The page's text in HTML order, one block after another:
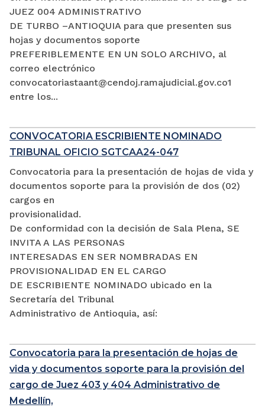
JUEZ 004 ADMINISTRATIVO
DE TURBO –ANTIOQUIA para que presenten sus
hojas y documentos soporte
PREFERIBLEMENTE EN UN SOLO ARCHIVO, al
correo electrónico
convocatoriastaant@cendoj.ramajudicial.gov.co1
entre los...
CONVOCATORIA ESCRIBIENTE NOMINADO
TRIBUNAL OFICIO SGTCAA24-047
Convocatoria para la presentación de hojas de vida y
documentos soporte para la provisión de dos (02)
cargos en
provisionalidad.
De conformidad con la decisión de Sala Plena, SE
INVITA A LAS PERSONAS
INTERESADAS EN SER NOMBRADAS EN
PROVISIONALIDAD EN EL CARGO
DE ESCRIBIENTE NOMINADO ubicado en la
Secretaría del Tribunal
Administrativo de Antioquia, así:
Convocatoria para la presentación de hojas de
vida y documentos soporte para la provisión del
cargo de Juez 403 y 404 Administrativo de
Medellín,